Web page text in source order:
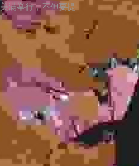
满举行，不但要提